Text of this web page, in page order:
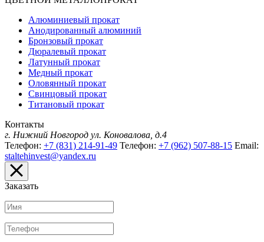
Алюминиевый прокат
Анодированный алюминий
Бронзовый прокат
Дюралевый прокат
Латунный прокат
Медный прокат
Оловянный прокат
Свинцовый прокат
Титановый прокат
Контакты
г. Нижний Новгород ул. Коновалова, д.4
Телефон: +7 (831) 214-91-49 Телефон: +7 (962) 507-88-15 Email:
staltehinvest@yandex.ru
Заказать